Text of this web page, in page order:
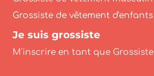
Grossiste de vêtement d'enfants
Je suis grossiste
M'inscrire en tant que Grossiste